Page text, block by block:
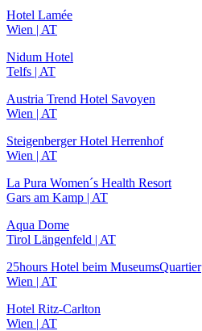
Hotel Lamée
Wien | AT
Nidum Hotel
Telfs | AT
Austria Trend Hotel Savoyen
Wien | AT
Steigenberger Hotel Herrenhof
Wien | AT
La Pura Women´s Health Resort
Gars am Kamp | AT
Aqua Dome
Tirol Längenfeld | AT
25hours Hotel beim MuseumsQuartier
Wien | AT
Hotel Ritz-Carlton
Wien | AT